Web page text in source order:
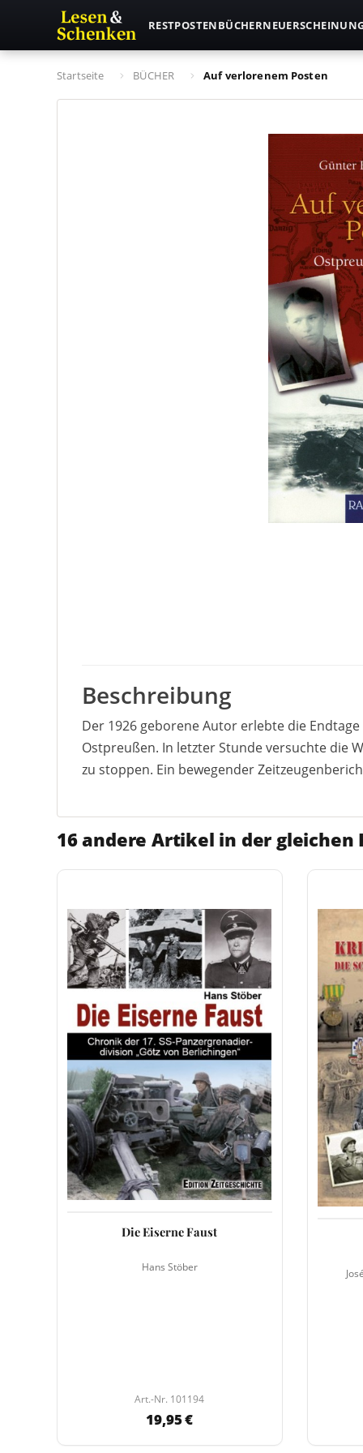
RESTPOSTENBÜCHER
Startseite BÜCHER Auf verlorenem Posten
Beschreibung
Der 1926 geborene Autor erlebte die
Ostpreußen. In letzter Stunde versuchte die
zu stoppen. Ein bewegender
16 andere Artikel in der gleichen
Die Eiserne Faust
Hans Stöber
Art.-Nr. 101194
19,95 €